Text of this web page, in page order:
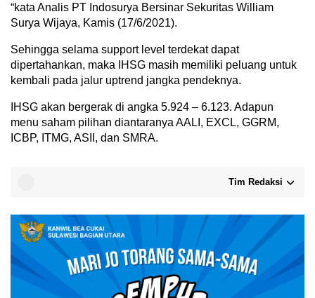
“kata Analis PT Indosurya Bersinar Sekuritas William
Surya Wijaya, Kamis (17/6/2021).
Sehingga selama support level terdekat dapat
dipertahankan, maka IHSG masih memiliki peluang untuk
kembali pada jalur uptrend jangka pendeknya.
IHSG akan bergerak di angka 5.924 – 6.123. Adapun
menu saham pilihan diantaranya AALI, EXCL, GGRM,
ICBP, ITMG, ASII, dan SMRA.
Tim Redaksi